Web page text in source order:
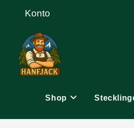
Konto
Shop